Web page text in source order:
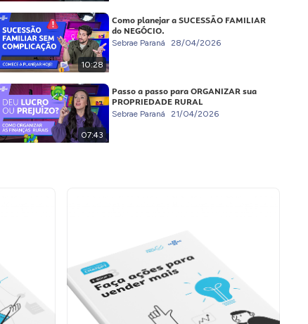
10:28
Como planejar a SUCESSÃO FAMILIAR
do NEGÓCIO.
Sebrae Paraná 28/04/2026
07:43
Passo a passo para ORGANIZAR sua
PROPRIEDADE RURAL
Sebrae Paraná 21/04/2026